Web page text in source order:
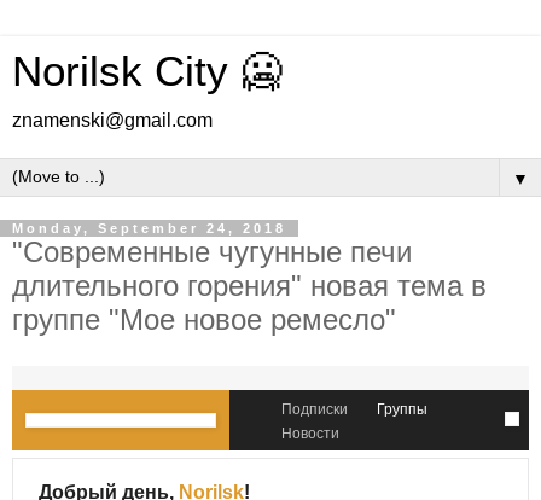
Norilsk City 🥶
znamenski@gmail.com
▼
Monday, September 24, 2018
"Современные чугунные печи
длительного горения" новая тема в
группе "Мое новое ремесло"
Подписки
Группы
Новости
Добрый день, Norilsk!